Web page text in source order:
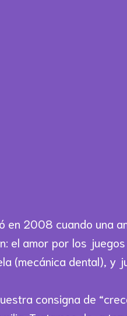
en 2008 cuando una
el amor por los
(mecánica dental), y
consigna de